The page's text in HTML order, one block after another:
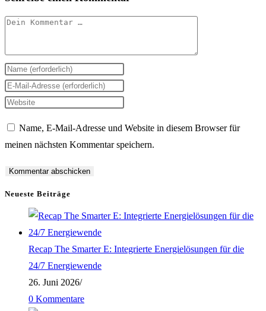
Kommentar
Gib
deinen
Namen
Benutzernamen
zum
Kommentieren
Gib
deine
Mail-
Adresse
zum
Gib
Website-
URL
ein
Name, E-Mail-Adresse und Website in diesem Browser für
meinen nächsten Kommentar speichern.
Neueste Beiträge
Recap The Smarter E: Integrierte Energielösungen für die
24/7 Energiewende
26. Juni 2026/
0 Kommentare